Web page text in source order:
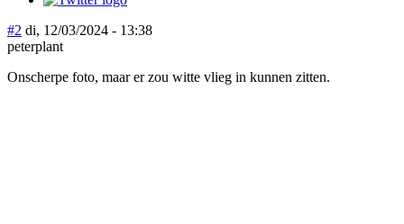
#2 di, 12/03/2024 - 13:38
peterplant
Onscherpe foto, maar er zou witte vlieg in kunnen zitten.